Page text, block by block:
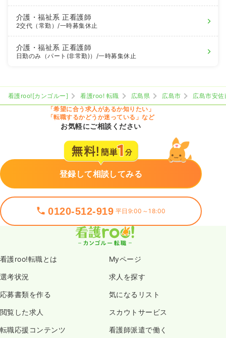
介護・福祉系正看護師
2交代（常勤）/一時募集休止
介護・福祉系正看護師
日勤のみ（パート(非常勤)） /一時募集休止
看護roo![カンゴルー] 看護roo! 転職 広島県 広島市
広島市安佐
「希望に合う求人があるか知りたい」
「転職するかどうか迷っている」など
お気軽にご相談ください
登録して相談してみる
0120-512-919 平日9:00～18:00
看護roo!転職とは Myページ
選考状況 求人を探す
応募書類を作る 気になるリスト
閲覧した求人 スカウトサービス
転職応援コンテンツ 看護師派遣で働く